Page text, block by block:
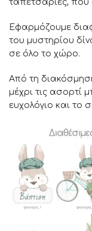
ταπετσαρίες, που
Εφαρμόζουμε
του μυστηρίου
σε όλο το χώρο.
Από τη
μέχρι τις ασορτί
ευχολόγιο και το